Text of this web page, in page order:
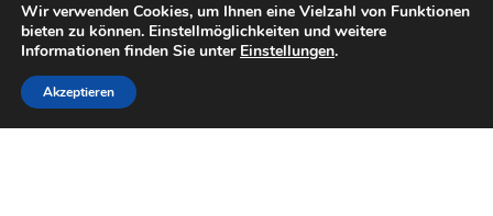
Wir verwenden Cookies, um Ihnen eine Vielzahl von Funktionen
bieten zu können. Einstellmöglichkeiten und weitere
Informationen finden Sie unter Einstellungen.
Akzeptieren